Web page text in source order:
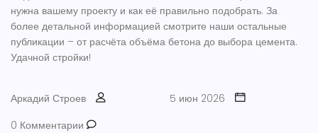
нужна вашему проекту и как её правильно подобрать. За
более детальной информацией смотрите наши остальные
публикации – от расчёта объёма бетона до выбора цемента.
Удачной стройки!
Аркадий Строев
5 июн 2026
0 Комментарии